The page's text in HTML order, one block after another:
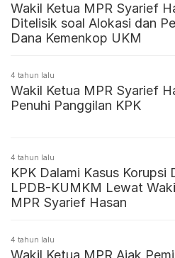
Wakil Ketua MPR Syarief
Ditelisik soal Alokasi dan
Dana Kemenkop UKM
4 tahun lalu
Wakil Ketua MPR Syarief
Penuhi Panggilan KPK
4 tahun lalu
KPK Dalami Kasus Korupsi
LPDB-KUMKM Lewat
MPR Syarief Hasan
4 tahun lalu
Wakil Ketua MPR Ajak